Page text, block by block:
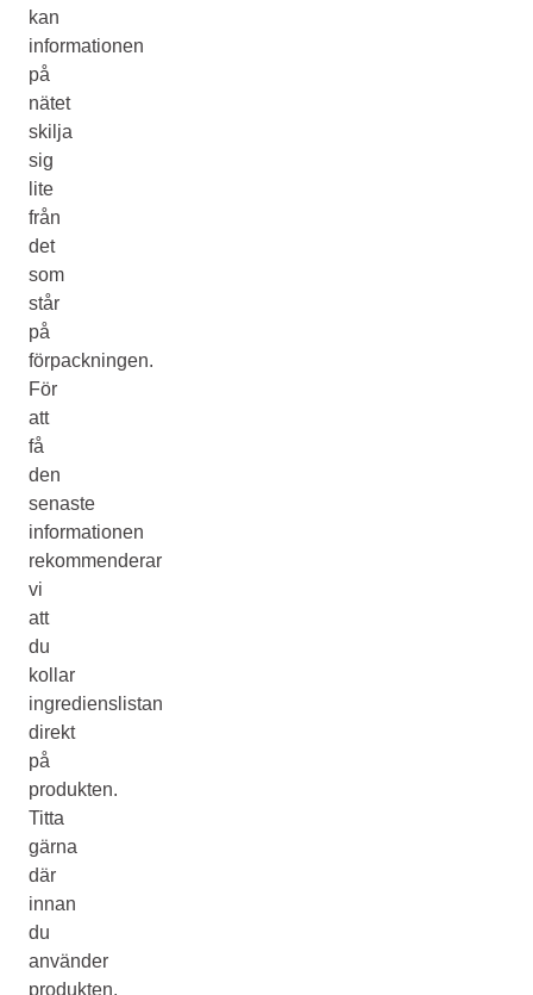
kan
informationen
på
nätet
skilja
sig
lite
från
det
som
står
på
förpackningen.
För
att
få
den
senaste
informationen
rekommenderar
vi
att
du
kollar
ingredienslistan
direkt
på
produkten.
Titta
gärna
där
innan
du
använder
produkten,